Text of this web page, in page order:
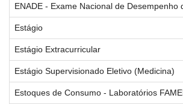
ENADE - Exame Nacional de Desempenho
Estágio
Estágio Extracurricular
Estágio Supervisionado Eletivo (Medicina)
Estoques de Consumo - Laboratórios